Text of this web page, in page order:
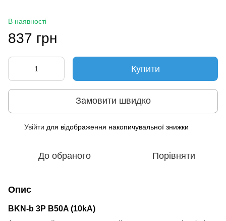
В наявності
837 грн
Купити
Замовити швидко
Увійти для відображення накопичувальної знижки
До обраного Порівняти
Опис
BKN-b 3P B50A (10kA)